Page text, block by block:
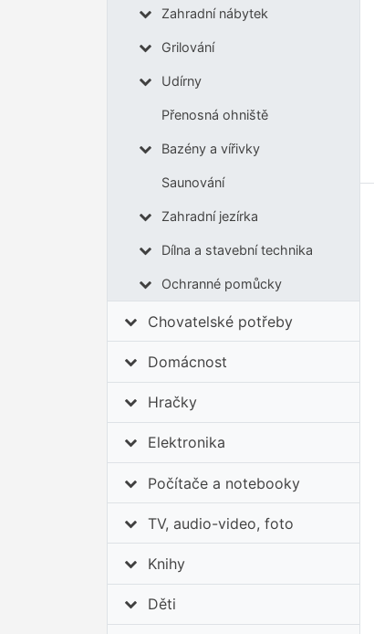
Zahradní nábytek
Grilování
Udírny
Přenosná ohniště
Bazény a vířivky
Saunování
Zahradní jezírka
Dílna a stavební technika
Ochranné pomůcky
Chovatelské potřeby
Domácnost
Hračky
Elektronika
Počítače a notebooky
TV, audio-video, foto
Knihy
Děti